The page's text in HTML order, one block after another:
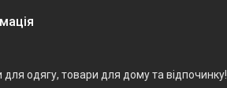
одягу, товари для дому та відпочинку!